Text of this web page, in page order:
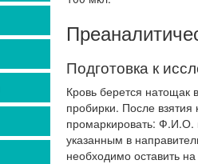
Подготовка к
Кровь берется натощак
пробирки. После
промаркировать: Ф.И.О.
указанным в
необходимо оставить